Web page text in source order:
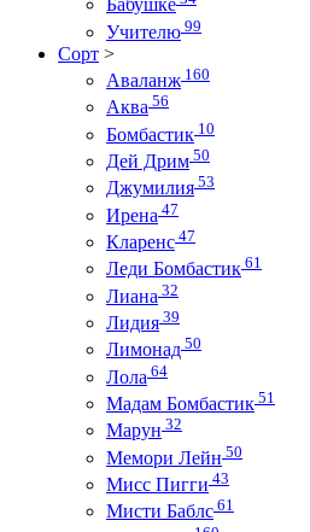
Бабушке
Учителю 99
Сорт >
Аваланж 160
Аква 56
Бомбастик 10
Дей Дрим 50
Джумилия 53
Ирена 47
Кларенс 47
Леди Бомбастик 61
Лиана 32
Лидия 39
Лимонад 50
Лола 64
Мадам Бомбастик 51
Марун 32
Мемори Лейн 50
Мисс Пигги 43
Мисти Баблс 61